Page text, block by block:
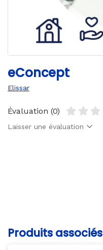
eConcept
Elissar
Évaluation (0)
Laisser une évaluation
Produits associés